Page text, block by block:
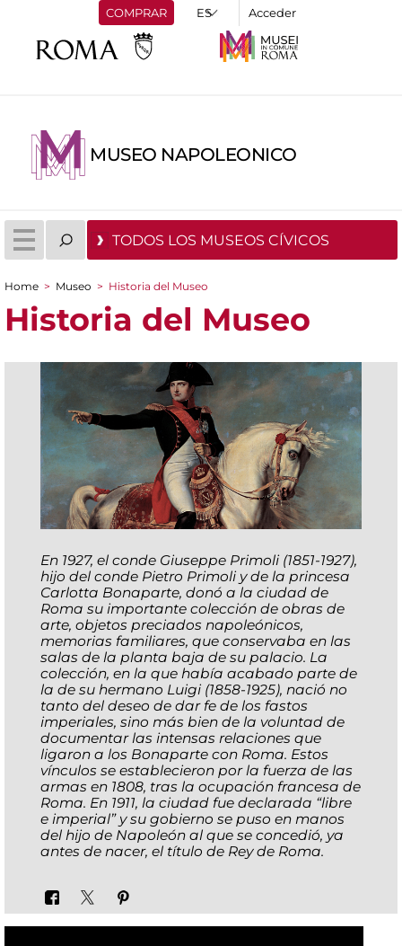
COMPRAR Acceder
MUSEO NAPOLEONICO
TODOS LOS MUSEOS CÍVICOS
You are here
Home > Museo > Historia del Museo
Historia del Museo
En 1927, el conde Giuseppe Primoli (1851-1927),
hijo del conde Pietro Primoli y de la princesa
Carlotta Bonaparte, donó a la ciudad de
Roma su importante colección de obras de
arte, objetos preciados napoleónicos,
memorias familiares, que conservaba en las
salas de la planta baja de su palacio. La
colección, en la que había acabado parte de
la de su hermano Luigi (1858-1925), nació no
tanto del deseo de dar fe de los fastos
imperiales, sino más bien de la voluntad de
documentar las intensas relaciones que
ligaron a los Bonaparte con Roma. Estos
vínculos se establecieron por la fuerza de las
armas en 1808, tras la ocupación francesa de
Roma. En 1911, la ciudad fue declarada “libre
e imperial” y su gobierno se puso en manos
del hijo de Napoleón al que se concedió, ya
antes de nacer, el título de Rey de Roma.